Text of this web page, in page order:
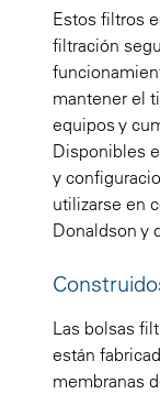
Estos filtros
filtración
mantener el
equipos y
Disponibles
y
utilizarse en
Donaldson y
Las bolsas
están
membranas